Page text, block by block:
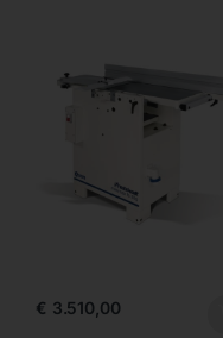
€ 3.510,00